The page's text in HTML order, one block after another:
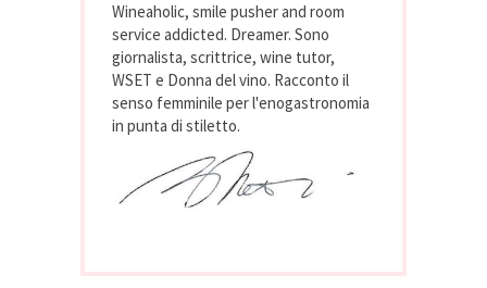
Wineaholic, smile pusher and room
service addicted. Dreamer. Sono
giornalista, scrittrice, wine tutor,
WSET e Donna del vino. Racconto il
senso femminile per l'enogastronomia
in punta di stiletto.